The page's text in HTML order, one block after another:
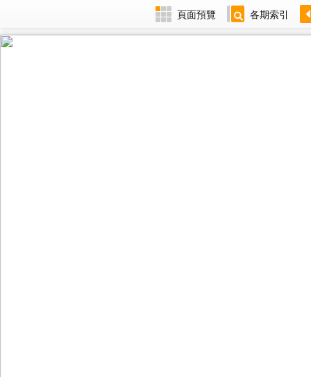
頁面預覽 各期索引